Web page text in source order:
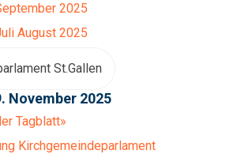
2025
August 2025
St.Gallen
November 2025
Tagblatt»
Kirchgemeindeparlament